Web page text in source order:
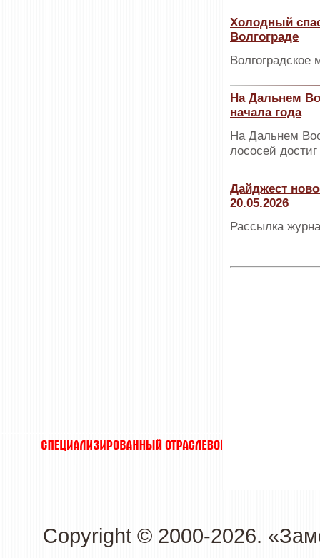
Холодный
Волгограде
Волгоградское
На Дальнем
начала года
На Дальнем
лососей
Дайджест
20.05.2026
Рассылка
Copyright © 2000-2026.